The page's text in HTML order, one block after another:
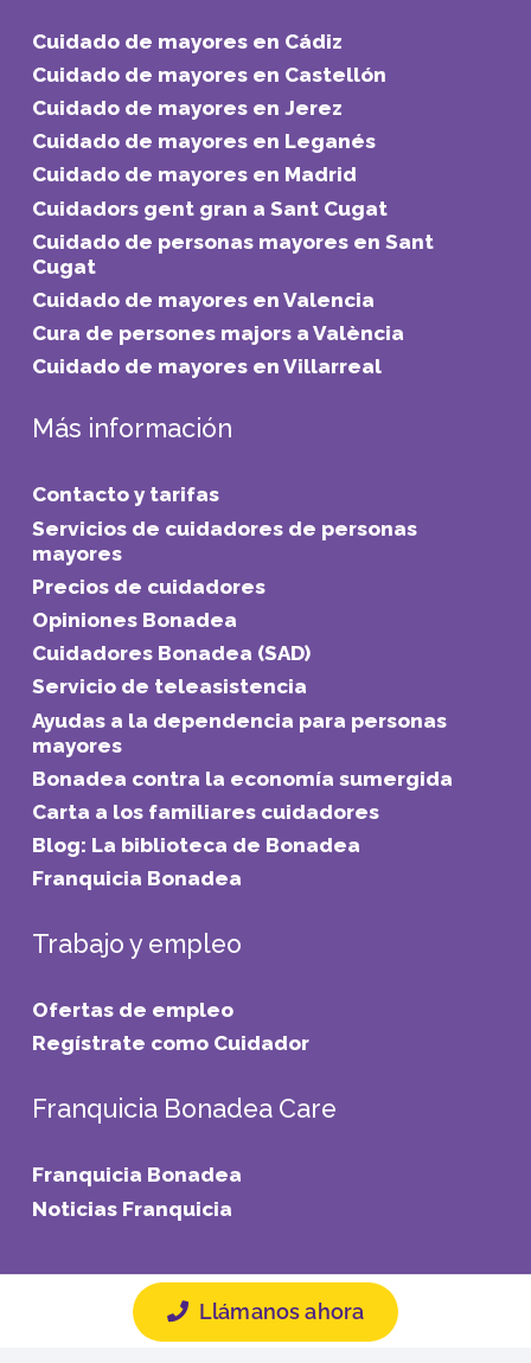
Cuidado de mayores en Cádiz
Cuidado de mayores en Castellón
Cuidado de mayores en Jerez
Cuidado de mayores en Leganés
Cuidado de mayores en Madrid
Cuidadors gent gran a Sant Cugat
Cuidado de personas mayores en Sant
Cugat
Cuidado de mayores en Valencia
Cura de persones majors a València
Cuidado de mayores en Villarreal
Más información
Contacto y tarifas
Servicios de cuidadores de personas
mayores
Precios de cuidadores
Opiniones Bonadea
Cuidadores Bonadea (SAD)
Servicio de teleasistencia
Ayudas a la dependencia para personas
mayores
Bonadea contra la economía sumergida
Carta a los familiares cuidadores
Blog: La biblioteca de Bonadea
Franquicia Bonadea
Trabajo y empleo
Ofertas de empleo
Regístrate como Cuidador
Franquicia Bonadea Care
Franquicia Bonadea
Noticias Franquicia
Llámanos ahora